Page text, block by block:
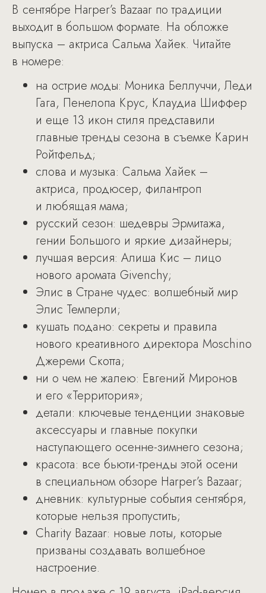
В сентябре Harper’s Bazaar по традиции
выходит в большом формате. На обложке
выпуска – актриса Сальма Хайек. Читайте
в номере:
на острие моды: Моника Беллуччи, Леди
Гага, Пенелопа Крус, Клаудиа Шиффер
и еще 13 икон стиля представили
главные тренды сезона в съемке Карин
Ройтфельд;
слова и музыка: Сальма Хайек –
актриса, продюсер, филантроп
и любящая мама;
русский сезон: шедевры Эрмитажа,
гении Большого и яркие дизайнеры;
лучшая версия: Алиша Кис – лицо
нового аромата Givenchy;
Элис в Стране чудес: волшебный мир
Элис Темперли;
кушать подано: секреты и правила
нового креативного директора Moschino
Джереми Скотта;
ни о чем не жалею: Евгений Миронов
и его «Территория»;
детали: ключевые тенденции знаковые
аксессуары и главные покупки
наступающего осенне-зимнего сезона;
красота: все бьюти-тренды этой осени
в специальном обзоре Harper’s Bazaar;
дневник: культурные события сентября,
которые нельзя пропустить;
Charity Bazaar: новые лоты, которые
призваны создавать волшебное
настроение.